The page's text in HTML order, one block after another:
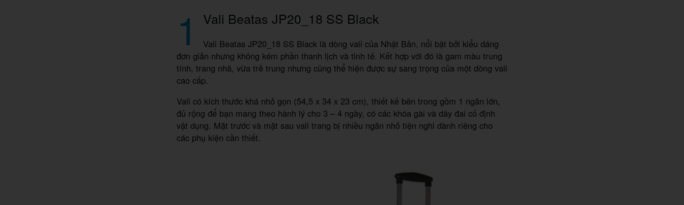
1 Vali Beatas JP20_18 SS Black
Vali Beatas JP20_18 SS Black là dòng vali của Nhật Bản, nổi bật bởi kiểu dáng
đơn giản nhưng không kém phần thanh lịch và tinh tế. Kết hợp với đó là gam màu trung
tính, trang nhã, vừa trẻ trung nhưng cũng thể hiện được sự sang trọng của một dòng vali
cao cấp.
Vali có kích thước khá nhỏ gọn (54,5 x 34 x 23 cm), thiết kế bên trong gồm 1 ngăn lớn,
đủ rộng để bạn mang theo hành lý cho 3 – 4 ngày, có các khóa gài và dây đai cố định
vật dụng. Mặt trước và mặt sau vali trang bị nhiều ngăn nhỏ tiện nghi dành riêng cho
các phụ kiện cần thiết.